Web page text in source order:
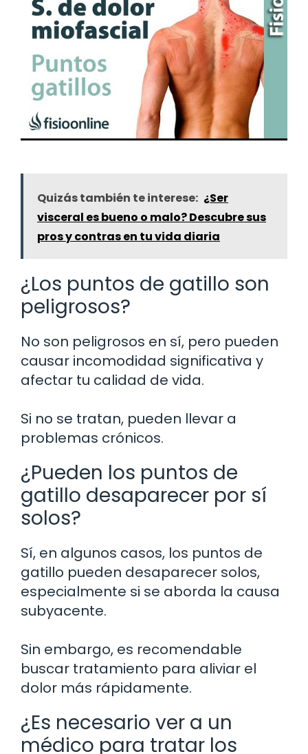
Quizás también te interese: ¿Ser
visceral es bueno o malo? Descubre sus
pros y contras en tu vida diaria
¿Los puntos de gatillo son
peligrosos?
No son peligrosos en sí, pero pueden
causar incomodidad significativa y
afectar tu calidad de vida.
Si no se tratan, pueden llevar a
problemas crónicos.
¿Pueden los puntos de
gatillo desaparecer por sí
solos?
Sí, en algunos casos, los puntos de
gatillo pueden desaparecer solos,
especialmente si se aborda la causa
subyacente.
Sin embargo, es recomendable
buscar tratamiento para aliviar el
dolor más rápidamente.
¿Es necesario ver a un
médico para tratar los